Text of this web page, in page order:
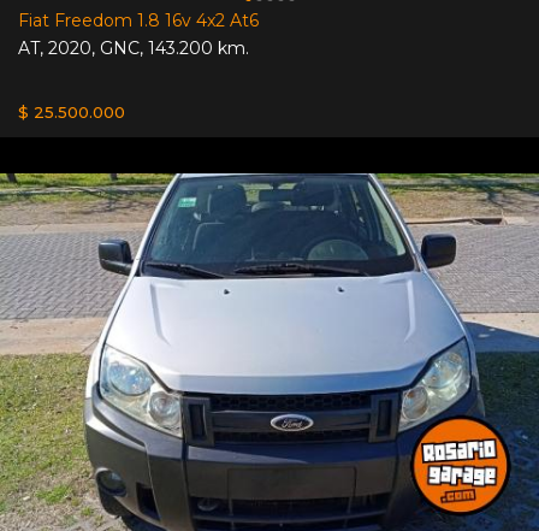
Fiat Freedom 1.8 16v 4x2 At6
AT, 2020, GNC, 143.200 km.
$ 25.500.000